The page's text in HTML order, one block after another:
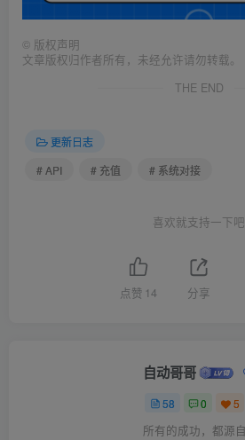
© 版权声明
文章版权归作者所有，未经允许请勿转载。
THE END
更新日志
# API
# 充值 # 系统对接
喜欢就支持一下吧
点赞 14 分享
自动哥哥
58 0 5
所有的成功，都源